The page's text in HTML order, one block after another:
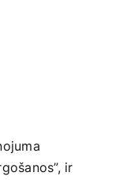
ir